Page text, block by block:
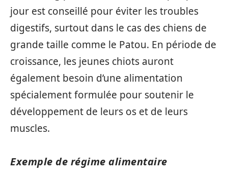
jour est conseillé pour éviter les troubles
digestifs, surtout dans le cas des chiens de
grande taille comme le Patou. En période de
croissance, les jeunes chiots auront
également besoin d’une alimentation
spécialement formulée pour soutenir le
développement de leurs os et de leurs
muscles.
Exemple de régime alimentaire